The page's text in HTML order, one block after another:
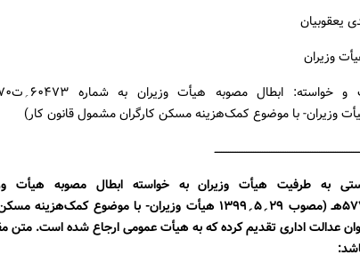
یعقوبیان
وزیران
به طرفیت هیأت وزیران به خواسته ابطال مصوبه هیأت
۶۰۴۷۳؍ت۵۷۷۷۰هـ (مصوب ۲۹؍۵؍۱۳۹۹ هیأت وزیران- با موضوع
عدالت اداری تقدیم کرده که به هیأت عمومی ارجاع شده است. متن